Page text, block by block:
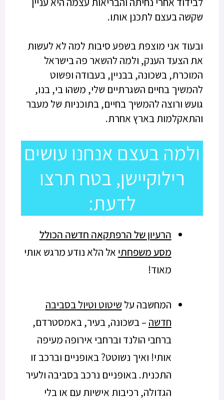
שקשה בעצם לתכנן אותו.
ובעוד אני מוצפת בשפע סיבות למה לא לעשות
את הצעד הענק, ולמה להשאר פה בישראל
המוכרת, בשכונה, בבניין, בעבודה ופשוט
להמשיך בחיים השגרתיים שלי, משהו בי, בנו,
גועש ורוצה להמשיך בחיים, בתוכניות של מעבר
והתאקלמות בארץ אחרת.
ולמה בעצם אנחנו עושים
רילוקיישן, בטח תרצו
לדעת:
הרעיון של הרפתקאה חדשה הכולל
מסע משפחתי אל הלא נודע מרגש אותי
מאוד!
המחשבה על שיטוט וטיול בסביבה
חדשה – בשכונה, בעיר, באמסטרדם,
ברחבי הולנד וברחבי אירופה מעיפה
אותי! ואיך נשוטט? באופניים וברכב זו
התכנית. באופניים נרכב בסביבה ולעיר
הגדולה, רכיבות אישיות עם או בלי